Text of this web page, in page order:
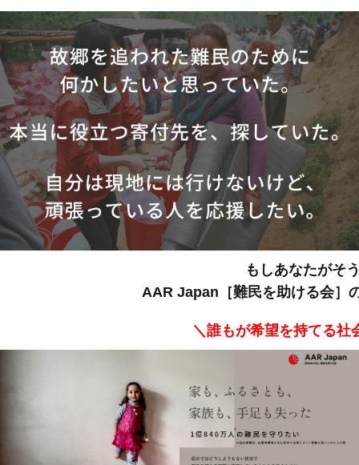
もしあなたがそ
AAR Japan［難民を助ける会］
＼誰もが希望を持てる社